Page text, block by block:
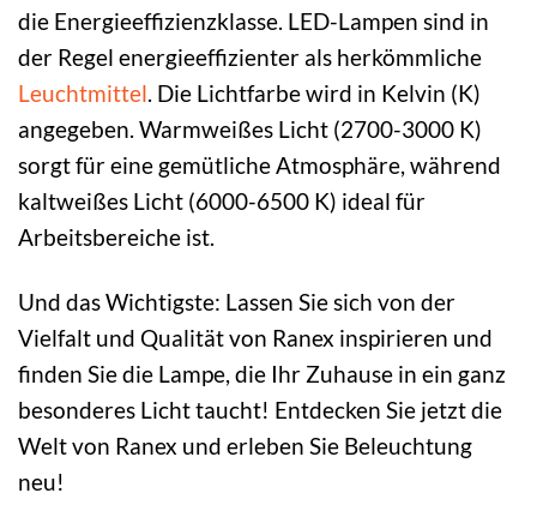
die Energieeffizienzklasse. LED-Lampen sind in
der Regel energieeffizienter als herkömmliche
Leuchtmittel . Die Lichtfarbe wird in Kelvin (K)
angegeben. Warmweißes Licht (2700-3000 K)
sorgt für eine gemütliche Atmosphäre, während
kaltweißes Licht (6000-6500 K) ideal für
Arbeitsbereiche ist.
Und das Wichtigste: Lassen Sie sich von der
Vielfalt und Qualität von Ranex inspirieren und
finden Sie die Lampe, die Ihr Zuhause in ein ganz
besonderes Licht taucht! Entdecken Sie jetzt die
Welt von Ranex und erleben Sie Beleuchtung
neu!